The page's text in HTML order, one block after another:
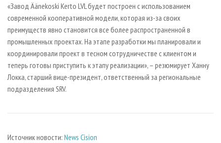
«Завод Äänekoski Kerto LVL будет построен с использованием
современной кооперативной модели, которая из-за своих
преимуществ явно становится все более распространенной в
промышленных проектах. На этапе разработки мы планировали и
координировали проект в тесном сотрудничестве с клиентом и
теперь готовы приступить к этапу реализации», – резюмирует Ханну
Локка, старший вице-президент, ответственный за региональные
подразделения SRV.
Источник новости: News Cision